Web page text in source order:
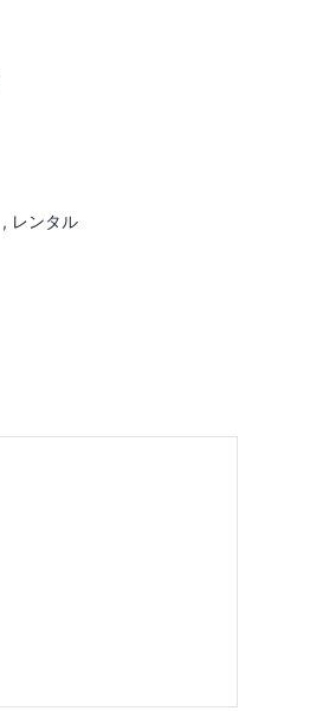
, レンタル